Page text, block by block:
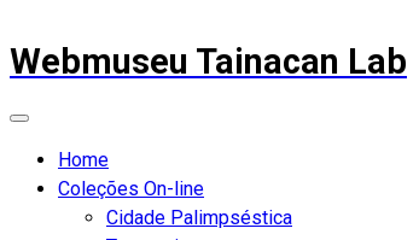
Webmuseu Tainacan Lab
Home
Coleções On-line
Cidade Palimpséstica